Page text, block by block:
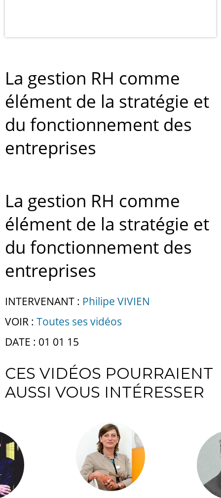
La gestion RH comme
élément de la stratégie et
du fonctionnement des
entreprises
La gestion RH comme
élément de la stratégie et
du fonctionnement des
entreprises
INTERVENANT : Philipe VIVIEN
VOIR : Toutes ses vidéos
DATE : 01 01 15
CES VIDÉOS POURRAIENT
AUSSI VOUS INTÉRESSER